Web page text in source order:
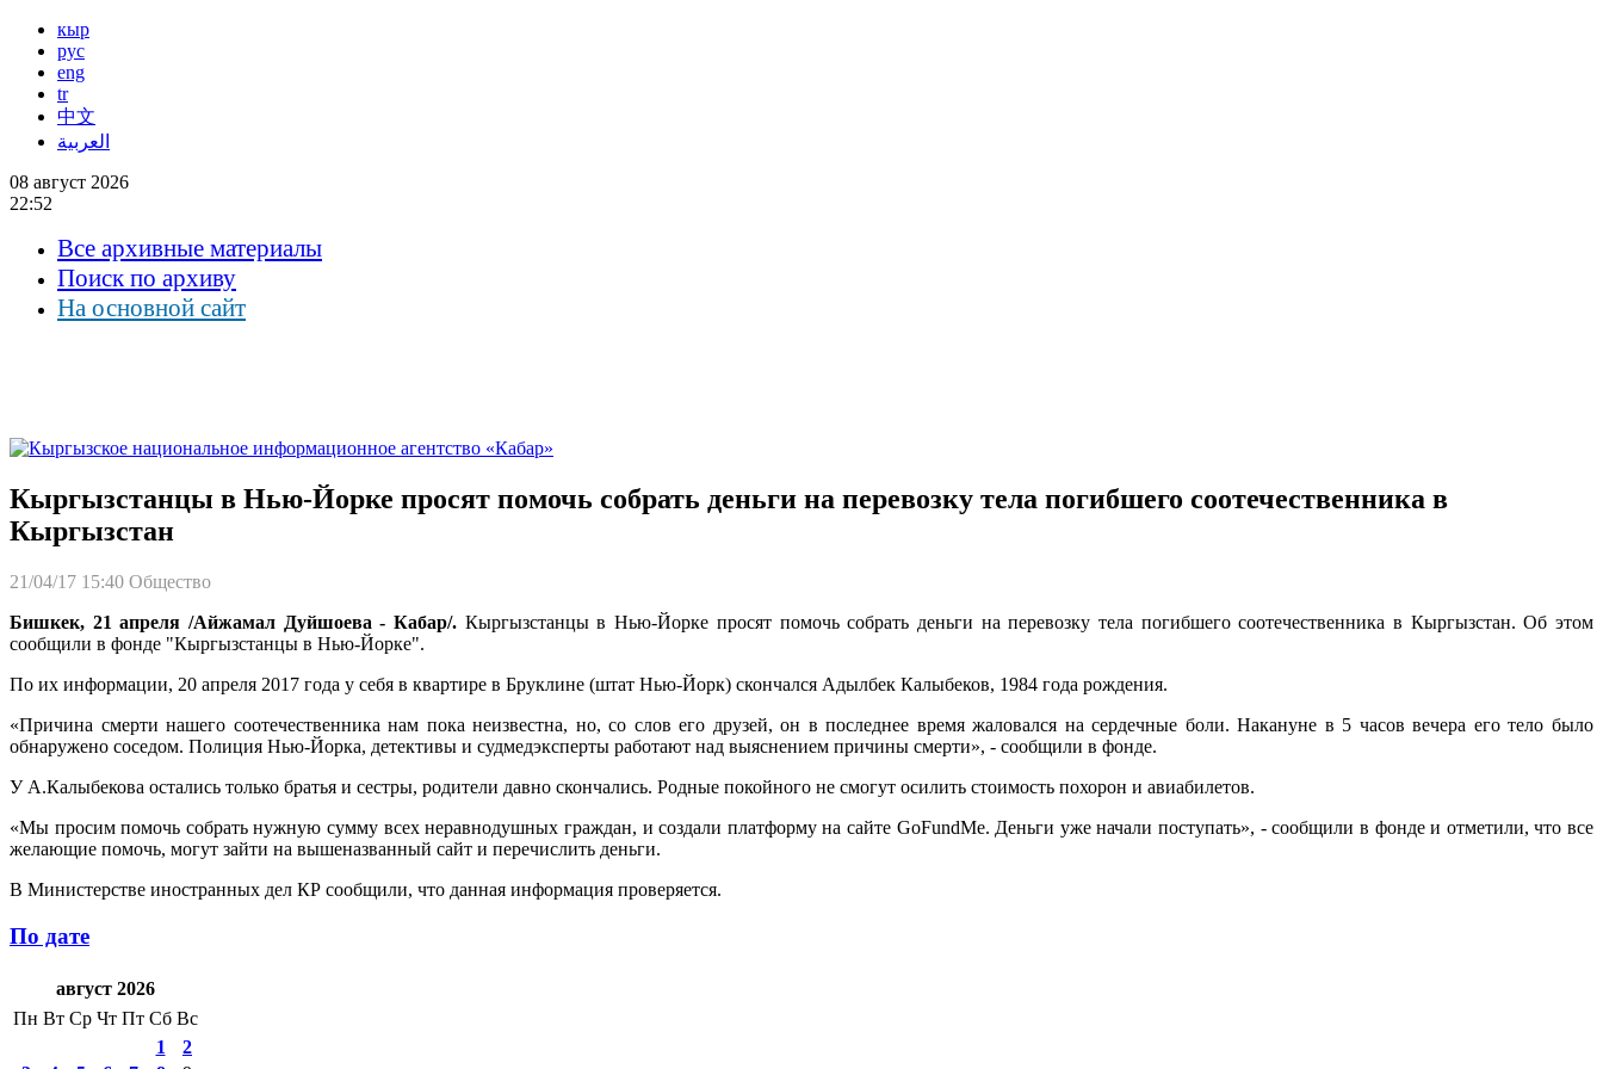
кыр
рус
eng
tr
中文
العربية
08 август 2026
22:52
Все архивные материалы
Поиск по архиву
На основной сайт
Кыргызстанцы в Нью-Йорке просят помочь собрать деньги на перевозку тела погибшего соотечественника в
Кыргызстан
21/04/17 15:40 Общество
Бишкек, 21 апреля /Айжамал Дуйшоева - Кабар/. Кыргызстанцы в Нью-Йорке просят помочь собрать деньги на перевозку тела погибшего соотечественника в Кыргызстан. Об этом
сообщили в фонде "Кыргызстанцы в Нью-Йорке".
По их информации, 20 апреля 2017 года у себя в квартире в Бруклине (штат Нью-Йорк) скончался Адылбек Калыбеков, 1984 года рождения.
«Причина смерти нашего соотечественника нам пока неизвестна, но, со слов его друзей, он в последнее время жаловался на сердечные боли. Накануне в 5 часов вечера его тело было
обнаружено соседом. Полиция Нью-Йорка, детективы и судмедэксперты работают над выяснением причины смерти», - сообщили в фонде.
У А.Калыбекова остались только братья и сестры, родители давно скончались. Родные покойного не смогут осилить стоимость похорон и авиабилетов.
«Мы просим помочь собрать нужную сумму всех неравнодушных граждан, и создали платформу на сайте GoFundMe. Деньги уже начали поступать», - сообщили в фонде и отметили, что все
желающие помочь, могут зайти на вышеназванный сайт и перечислить деньги.
В Министерстве иностранных дел КР сообщили, что данная информация проверяется.
По дате
август 2026
Пн Вт Ср Чт Пт Сб Вс
1
2